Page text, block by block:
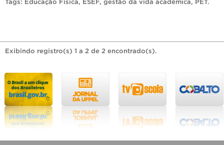
Tags: Educação Física, ESEF, gestão da vida acadêmica, PET.
Exibindo registro(s) 1 a 2 de 2 encontrado(s).